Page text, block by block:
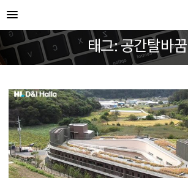
태그: 공간탈바꿈